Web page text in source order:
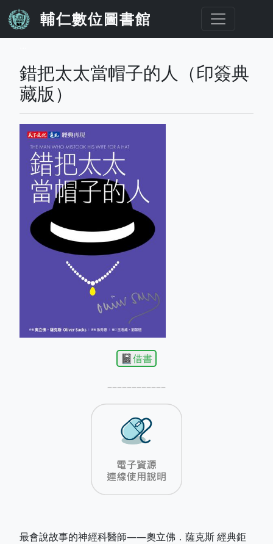
移至主內容
輔仁數位圖書館
錯把太太當帽子的人（印簽典
藏版）
📓借書
––––––––––––
最會說故事的神經科醫師——奧立佛．薩克斯 經典鉅